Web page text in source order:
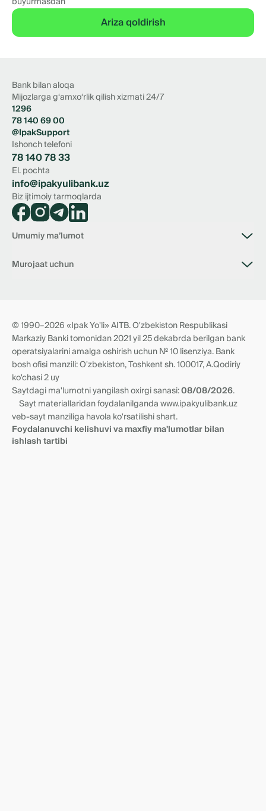
Ariza qoldirish
Bank bilan aloqa
Mijozlarga g‘amxo‘rlik qilish xizmati 24/7
1296
78 140 69 00
@IpakSupport
Ishonch telefoni
78 140 78 33
El. pochta
info@ipakyulibank.uz
Biz ijtimoiy tarmoqlarda
Umumiy ma’lumot
Bo‘sh ish o‘rinlari
Yangiliklar
Rekvizitlar va filiallar
Murojaat uchun
Tranzit hisobraqamlari
Vakillik munosabatlari
© 1990–2026 «Ipak Yo'li» AITB. O'zbekiston Respublikasi
Markaziy Banki tomonidan 2021 yil 25 dekabrda berilgan bank
operatsiyalarini amalga oshirish uchun № 10 lisenziya. Bank
bosh ofisi manzili: O'zbekiston, Toshkent sh. 100017, A.Qodiriy
ko'chasi 2 uy
Saytdagi ma'lumotni yangilash oxirgi sanasi:08/08/2026.
Sayt materiallaridan foydalanilganda www.ipakyulibank.uz
veb-sayt manziliga havola ko'rsatilishi shart.
Foydalanuvchi kelishuvi va maxfiy ma'lumotlar bilan
ishlash tartibi